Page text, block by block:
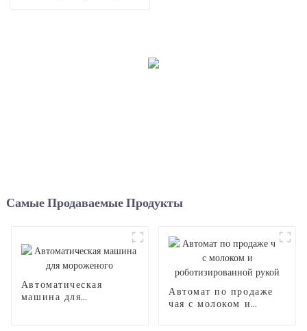
Самые Продаваемые Продукты
Автоматическая
машина для
Автомат по продаже
чая с молоком и